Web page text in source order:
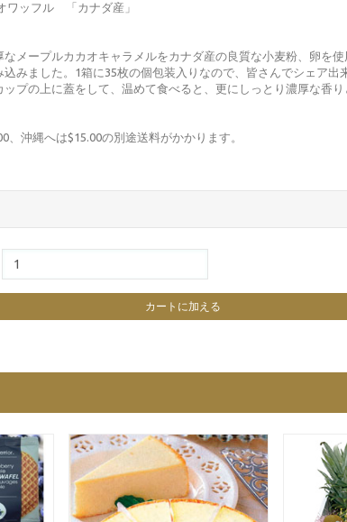
ワッフル 「カナダ産」
なメープルカカオキャラメルをカナダ産の良質な小麦粉、卵を
みました。1箱に35枚の個包装入りなので、皆さんでシェア出
プの上に蓋をして、温めて食べると、更にしっとり濃厚な香
、沖縄へは$15.00の別途送料がかかります。